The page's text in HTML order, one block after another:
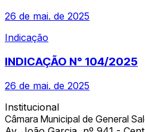
26 de mai. de 2025
Indicação
INDICAÇÃO N° 104/2025
26 de mai. de 2025
Institucional
Câmara Municipal de General